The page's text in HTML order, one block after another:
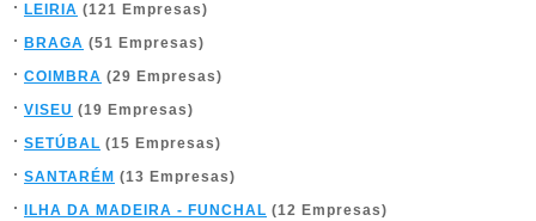
LEIRIA (121 Empresas)
BRAGA (51 Empresas)
COIMBRA (29 Empresas)
VISEU (19 Empresas)
SETÚBAL (15 Empresas)
SANTARÉM (13 Empresas)
ILHA DA MADEIRA - FUNCHAL (12 Empresas)